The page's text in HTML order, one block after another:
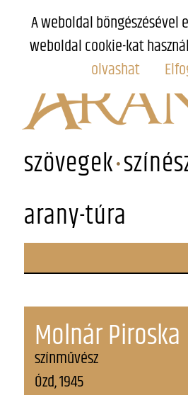
szövegek
arany-túra
Molnár Piroska
színművész
Ózd, 1945
A weboldal böngészésével
weboldal cookie-kat
olvashat